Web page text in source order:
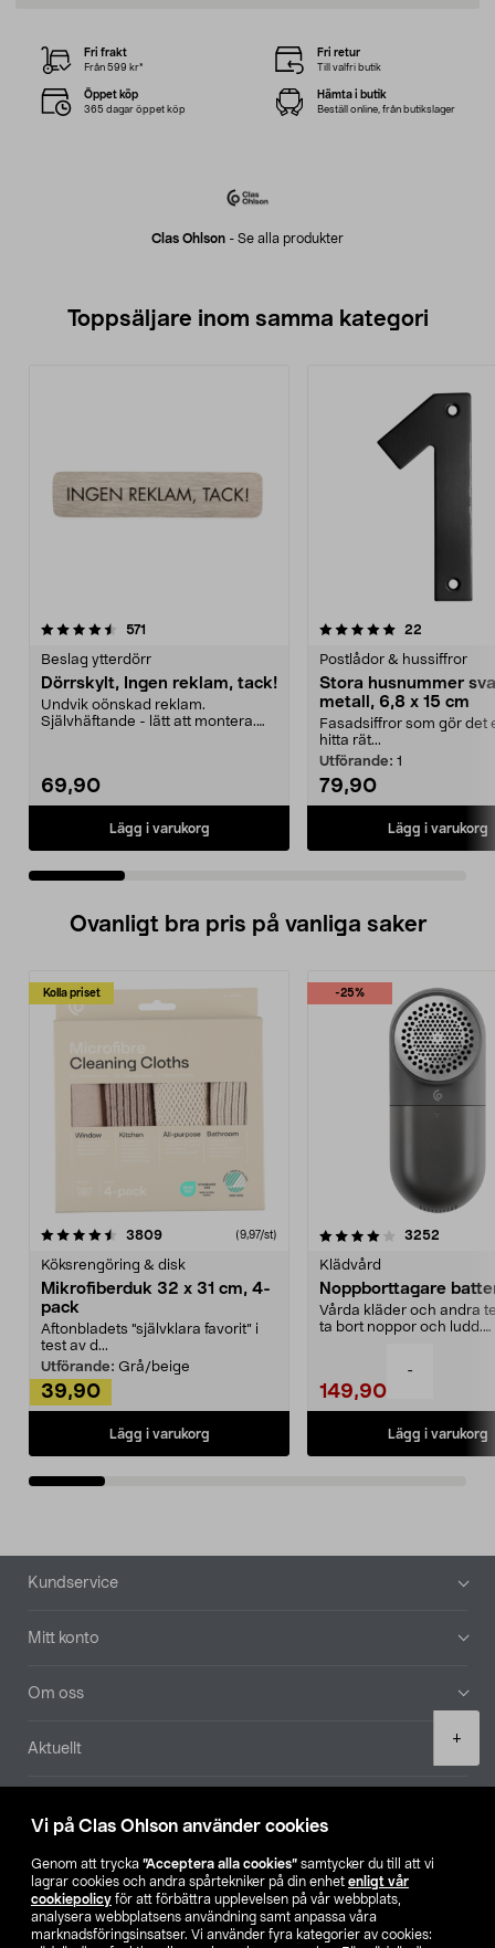
Vi på Clas Ohlson använder cookies
Genom att trycka ”Acceptera alla cookies” samtycker du till att vi
lagrar cookies och andra spårtekniker på din enhet enligt vår
cookiepolicy för att förbättra upplevelsen på vår webbplats,
analysera webbplatsens användning samt anpassa våra
marknadsföringsinsatser. Vi använder fyra kategorier av cookies:
-
+
Clas Ohlson - Se alla produkter
Fri frakt
Från 599 kr*
Fri retur
Till valfri butik
Öppet köp
365 dagar öppet köp
Hämta i butik
Beställ online, från butikslager
Toppsäljare inom samma kategori
571
Beslag ytterdörr
Dörrskylt, Ingen reklam, tack!
Undvik oönskad reklam.
Självhäftande - lätt att montera.
69,90
Lägg i varukorg
5.0 av 5 stjärnor 22
Postlådor & hussiffror
Stora husnummer
metall, 6,8 x 15 cm
Fasadsiffror som gör det
hitta rät...
Utförande: 1
79,90
Lägg i varukorg
4.5 av 5 stjärnor
Ovanligt bra pris på vanliga saker
Kolla priset
3809recensioner (9,97/st)
Köksrengöring & disk
Mikrofiberduk 32 x 31 cm, 4-
pack
Aftonbladets "självklara favorit” i
test av d...
Utförande: Grå/beige
39,90
Lägg i varukorg
-25%
4.0av 5 stjärnor 3252
Klädvård
Noppborttagare
Vårda kläder och andra
ta bort noppor och ludd.
149,90
Lägg i varukorg
4.5av 5 stjärnor
Sidfot
Kundservice
Mitt konto
Om oss
Aktuellt
Hitta butik
SE NO FI